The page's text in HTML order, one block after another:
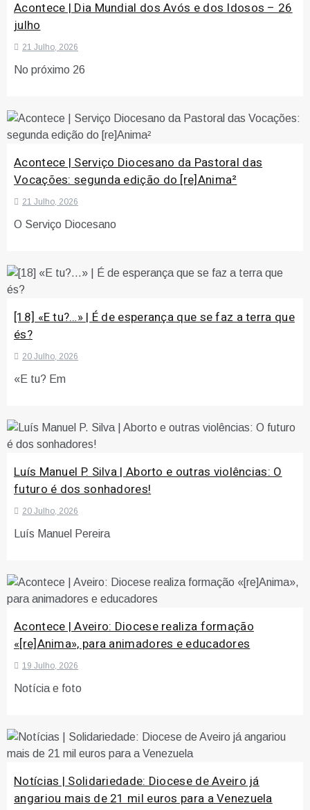
Acontece | Dia Mundial dos Avós e dos Idosos – 26
julho
21 Julho, 2026
No próximo 26
Acontece | Serviço Diocesano da Pastoral das
Vocações: segunda edição do [re]Anima²
21 Julho, 2026
O Serviço Diocesano
[18] «E tu?…» | É de esperança que se faz a terra que
és?
20 Julho, 2026
«E tu? Em
Luís Manuel P. Silva | Aborto e outras violências: O
futuro é dos sonhadores!
20 Julho, 2026
Luís Manuel Pereira
Acontece | Aveiro: Diocese realiza formação
«[re]Anima», para animadores e educadores
19 Julho, 2026
Notícia e foto
Notícias | Solidariedade: Diocese de Aveiro já
angariou mais de 21 mil euros para a Venezuela